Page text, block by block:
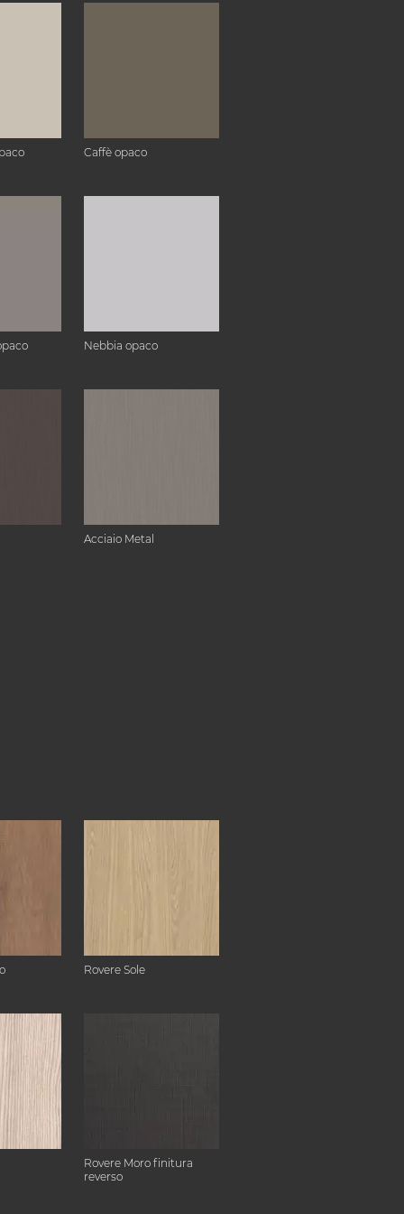
Caffè opaco
Nebbia opaco
Acciaio Metal
Rovere Sole
Rovere Moro finitura
reverso